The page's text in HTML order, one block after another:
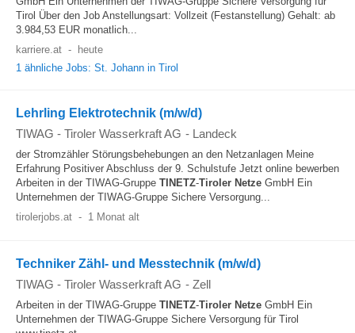
Tirol Über den Job Anstellungsart: Vollzeit (Festanstellung) Gehalt: ab
3.984,53 EUR monatlich...
karriere.at -
heute
1 ähnliche Jobs: St. Johann in Tirol
Lehrling Elektrotechnik (m/w/d)
TIWAG - Tiroler Wasserkraft AG - Landeck
der Stromzähler Störungsbehebungen an den Netzanlagen Meine
Erfahrung Positiver Abschluss der 9. Schulstufe Jetzt online bewerben
Arbeiten in der TIWAG-Gruppe TINETZ-Tiroler Netze GmbH Ein
Unternehmen der TIWAG-Gruppe Sichere Versorgung...
tirolerjobs.at - 1 Monat alt
Techniker Zähl- und Messtechnik (m/w/d)
TIWAG - Tiroler Wasserkraft AG - Zell
Arbeiten in der TIWAG-Gruppe TINETZ-Tiroler Netze GmbH Ein
Unternehmen der TIWAG-Gruppe Sichere Versorgung für Tirol